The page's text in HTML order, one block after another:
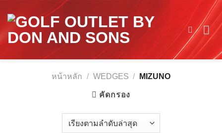
content
หน้าหลัก / WEDGES / MIZUNO
คัดกรอง